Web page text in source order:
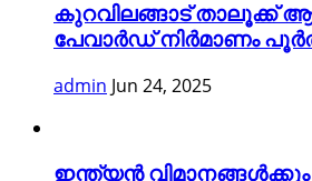
കുറവിലങ്ങാട് താലൂക്ക്
പേവാർഡ് നിർമാണം
admin Jun 24, 2025
ഇന്ത്യൻ വിമാനങ്ങൾക്കും